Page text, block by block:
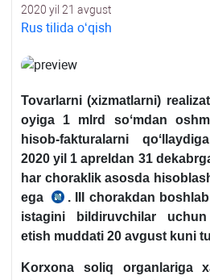
2020 yil 21 avgust
Rus tilida oʻqish
Tovarlarni (хizmatlarni)
oyiga 1 mlrd soʻmdan
hisob-fakturalarni q
2020 yil 1 apreldan 31
har choraklik asosda h
ega
03.04.2020
y.
PF-
. III chorakdan
istagini bildiruvchilar
etish muddati 20 avgust kuni
Korхona soliq organlariga